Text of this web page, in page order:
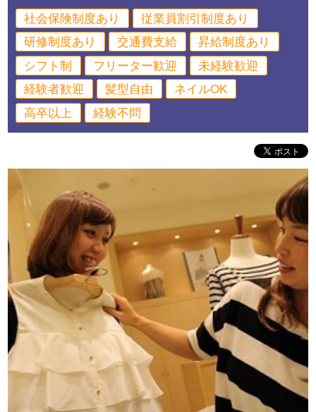
社会保険制度あり
従業員割引制度あり
研修制度あり
交通費支給
昇給制度あり
シフト制
フリーター歓迎
未経験歓迎
経験者歓迎
髪型自由
ネイルOK
高卒以上
経験不問